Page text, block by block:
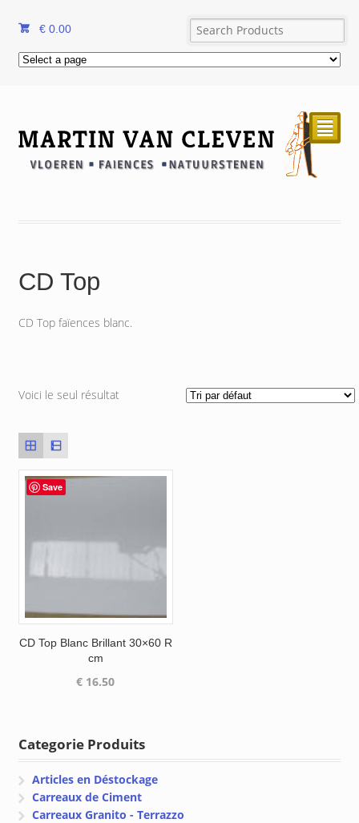
€ 0.00
²
CD Top
CD Top faïences blanc.
Voici le seul résultat
Save
CD Top Blanc Brillant 30×60 R
cm
€ 16.50
Categorie Produits
Articles en Déstockage
Carreaux de Ciment
Carreaux Granito - Terrazzo